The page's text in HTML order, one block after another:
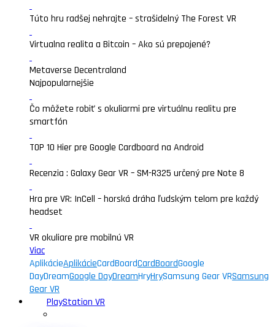
Túto hru radšej nehrajte – strašidelný The Forest VR
Virtualna realita a Bitcoin – Ako sú prepojené?
Metaverse Decentraland
Najpopularnejšie
Čo môžete robiť s okuliarmi pre virtuálnu realitu pre
smartfón
TOP 10 Hier pre Google Cardboard na Android
Recenzia : Galaxy Gear VR – SM-R325 určený pre Note 8
Hra pre VR: InCell – horská dráha ľudským telom pre každý
headset
VR okuliare pre mobilnú VR
Viac
AplikácieAplikácieCardBoardCardBoardGoogle
DayDreamGoogle DayDreamHryHrySamsung Gear VRSamsung
Gear VR
PlayStation VR